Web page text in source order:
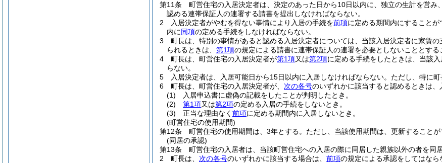
第11条
町営住宅の入居決定者は、決定のあった日から10日以内に、独立の生計を営
認める連帯保証人の連署する請書を提出しなければならない。
2
入居決定者がやむを得ない事情により入居の手続を前項に定める期間内にすることが
内に同項の定める手続をしなければならない。
3
町長は、特別の事情があると認める入居決定者については、当該入居決定者に家賃
られるときは、 第1項の規定による請書に連帯保証人の連署を必要としないこととする
4
町長は、町営住宅の入居決定者が第1項又は第2項に定める手続をしたときは、当該
らない。
5
入居決定者は、入居可能日から15日以内に入居しなければならない。 ただし、特に
6
町長は、町営住宅の入居決定者が、 次の各号のいずれかに該当すると認めるときは、
(1)
入居申込書に虚偽の記載をしたことが判明したとき。
(2)
第1項又は第2項の定める入居の手続をしないとき。
(3)
正当な理由なく 前項に定める期間内に入居しないとき。
(町営住宅の使用期間)
第12条
町営住宅の使用期間は、3年とする。 ただし、当該使用期間は、更新することが
(同居の承認)
第13条
町営住宅の入居者は、当該町営住宅への入居の際に同居した親族以外の者を同
2
町長は、 次の各号のいずれかに該当する場合は、 前項の規定による承認をしてはなら